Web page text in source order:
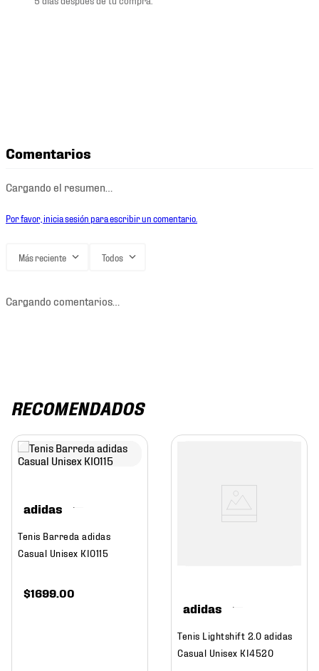
Comentarios
Cargando el resumen…
Por favor, inicia sesión para escribir un comentario.
Más reciente Todos
Cargando comentarios…
RECOMENDADOS
adidas
Tenis Barreda adidas
Casual Unisex KI0115
$1699 00
adidas
Tenis Lightshift 2.0 adidas
Casual Unisex KI4520